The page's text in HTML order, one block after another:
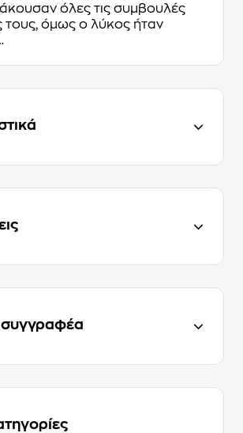
άκουσαν όλες τις συμβουλές
τους, όμως ο λύκος ήταν
συγγραφέα